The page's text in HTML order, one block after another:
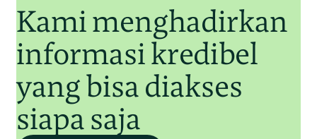
Kami menghadirkan
informasi kredibel
yang bisa diakses
siapa saja